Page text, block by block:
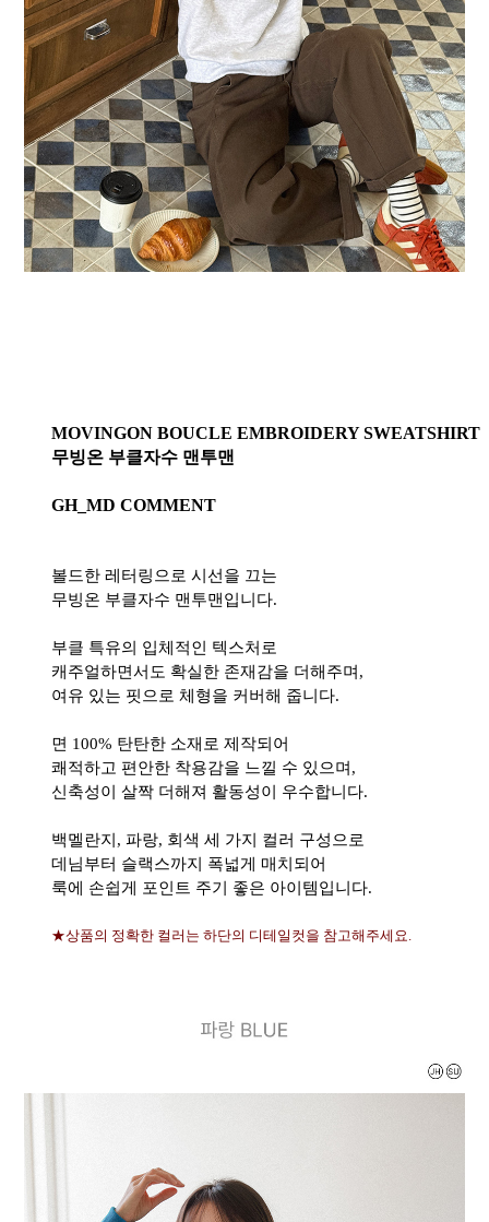
MOVINGON BOUCLE EMBROIDERY SWEATSHIRT
무빙온 부클자수 맨투맨
GH_MD COMMENT
볼드한 레터링으로 시선을 끄는
무빙온 부클자수 맨투맨입니다.
부클 특유의 입체적인 텍스처로
캐주얼하면서도 확실한 존재감을 더해주며,
여유 있는 핏으로 체형을 커버해 줍니다.
면 100% 탄탄한 소재로 제작되어
쾌적하고 편안한 착용감을 느낄 수 있으며,
신축성이 살짝 더해져 활동성이 우수합니다.
백멜란지, 파랑, 회색 세 가지 컬러 구성으로
데님부터 슬랙스까지 폭넓게 매치되어
룩에 손쉽게 포인트 주기 좋은 아이템입니다.
★상품의 정확한 컬러는 하단의 디테일컷을 참고해주세요.